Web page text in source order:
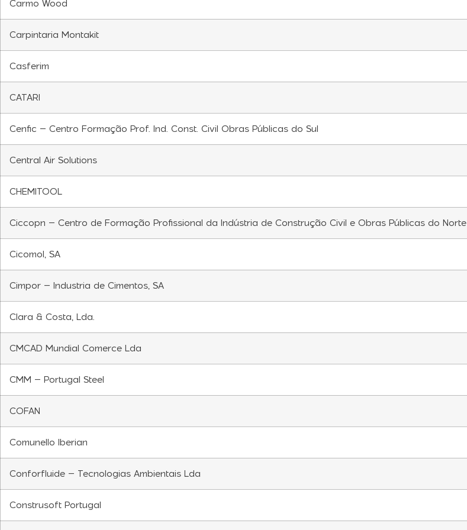
Carmo Wood
Carpintaria Montakit
Casferim
CATARI
Cenfic – Centro Formação Prof. Ind. Const. Civil Obras Públicas do Sul
Central Air Solutions
CHEMITOOL
Ciccopn – Centro de Formação Profissional da Indústria de Construção Civil e Obras Públicas do Norte
Cicomol, SA
Cimpor – Industria de Cimentos, SA
Clara & Costa, Lda.
CMCAD Mundial Comerce Lda
CMM – Portugal Steel
COFAN
Comunello Iberian
Conforfluide – Tecnologias Ambientais Lda
Construsoft Portugal